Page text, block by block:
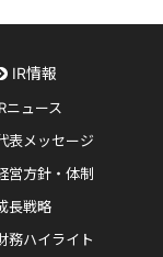
IR情報
ニュース
表メッセージ
営方針・体制
長戦略
務ハイライト